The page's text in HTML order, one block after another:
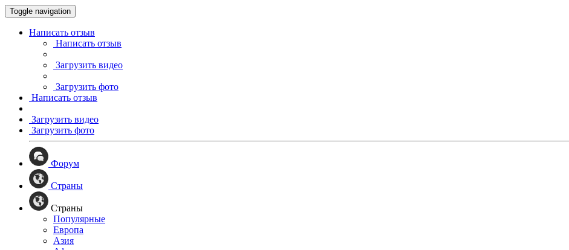
Toggle navigation
Написать отзыв
Написать отзыв
Загрузить видео
Загрузить фото
Написать отзыв
Загрузить видео
Загрузить фото
Форум
Страны
Страны
Популярные
Европа
Азия